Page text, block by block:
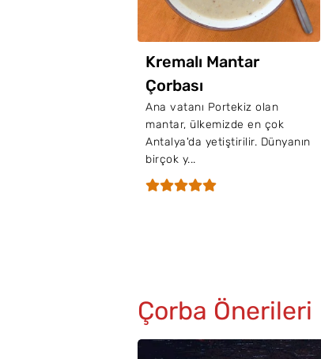
Kremalı Mantar
Çorbası
Ana vatanı Portekiz olan
mantar, ülkemizde en çok
Antalya'da yetiştirilir. Dünyanın
birçok y...
Çorba Önerileri